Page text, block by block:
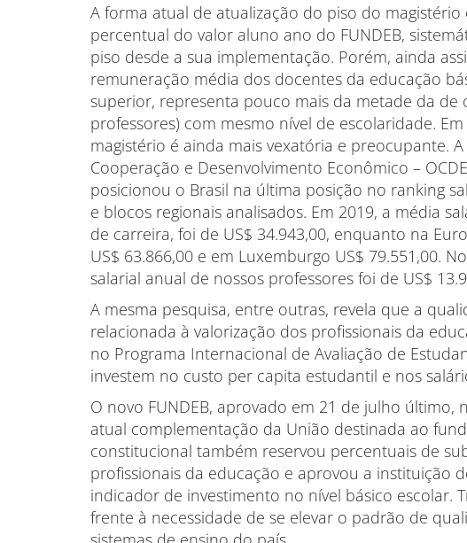
A forma atual de atualização do piso do
percentual do valor aluno ano do FUNDEB,
piso desde a sua implementação. Porém, ainda
remuneração média dos docentes da educação
superior, representa pouco mais da metade da de
professores) com mesmo nível de escolaridade.
magistério é ainda mais vexatória e preocupante.
Cooperação e Desenvolvimento Econômico –
posicionou o Brasil na última posição no ranking
e blocos regionais analisados. Em 2019, a média
de carreira, foi de US$ 34.943,00, enquanto na
US$ 63.866,00 e em Luxemburgo US$ 79.551,00.
salarial anual de nossos professores foi de US$
A mesma pesquisa, entre outras, revela que a
relacionada à valorização dos profissionais da
no Programa Internacional de Avaliação de
investem no custo per capita estudantil e nos
O novo FUNDEB, aprovado em 21 de julho último,
atual complementação da União destinada ao
constitucional também reservou percentuais de
profissionais da educação e aprovou a instituição
indicador de investimento no nível básico escolar.
frente à necessidade de se elevar o padrão de